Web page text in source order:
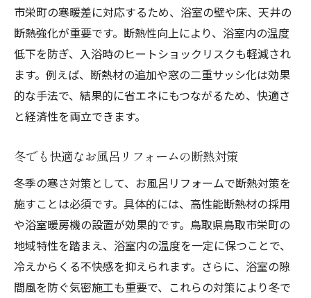
市栄町の寒暖差に対応するため、浴室の壁や床、天井の
断熱強化が重要です。断熱性向上により、浴室内の温度
低下を防ぎ、入浴時のヒートショックリスクも軽減され
ます。例えば、断熱材の追加や窓の二重サッシ化は効果
的な手法で、結果的に省エネにもつながるため、快適さ
と経済性を両立できます。
冬でも快適なお風呂リフォームの断熱対策
冬季の寒さ対策として、お風呂リフォームで断熱対策を
施すことは必須です。具体的には、高性能断熱材の採用
や浴室暖房機の設置が効果的です。鳥取県鳥取市栄町の
地域特性を踏まえ、浴室内の温度を一定に保つことで、
冷えからくる不快感を抑えられます。さらに、浴室の隙
間風を防ぐ気密施工も重要で、これらの対策により冬で